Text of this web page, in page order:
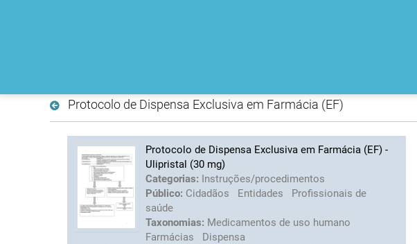
Protocolo de Dispensa Exclusiva em Farmácia (EF)
Protocolo de Dispensa Exclusiva em Farmácia (EF) -
Ulipristal (30 mg)
Categorias: Instruções/procedimentos
Público: Cidadãos Entidades
Profissionais de
saúde
Taxonomias: Medicamentos de uso humano
Farmácias
Dispensa